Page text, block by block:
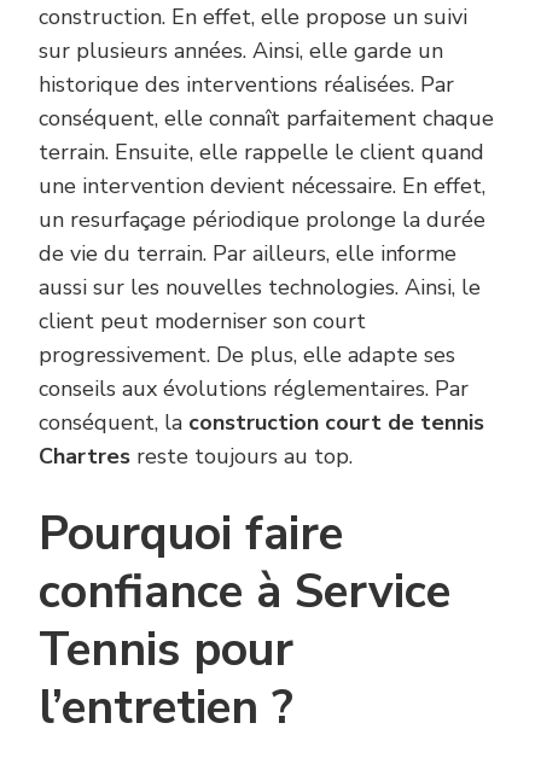
construction. En effet, elle propose un suivi
sur plusieurs années. Ainsi, elle garde un
historique des interventions réalisées. Par
conséquent, elle connaît parfaitement chaque
terrain. Ensuite, elle rappelle le client quand
une intervention devient nécessaire. En effet,
un resurfaçage périodique prolonge la durée
de vie du terrain. Par ailleurs, elle informe
aussi sur les nouvelles technologies. Ainsi, le
client peut moderniser son court
progressivement. De plus, elle adapte ses
conseils aux évolutions réglementaires. Par
conséquent, la construction court de tennis
Chartres reste toujours au top.
Pourquoi faire
confiance à Service
Tennis pour
l’entretien ?